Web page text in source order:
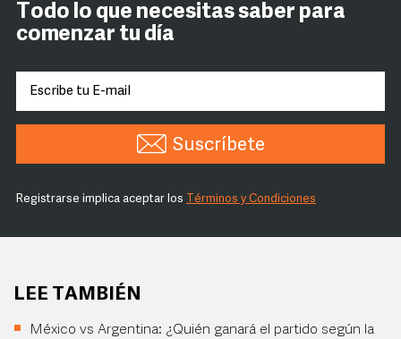
Todo lo que necesitas saber para
comenzar tu día
Suscríbete
Registrarse implica aceptar los Términos y Condiciones
LEE TAMBIÉN
México vs Argentina: ¿Quién ganará el partido según la